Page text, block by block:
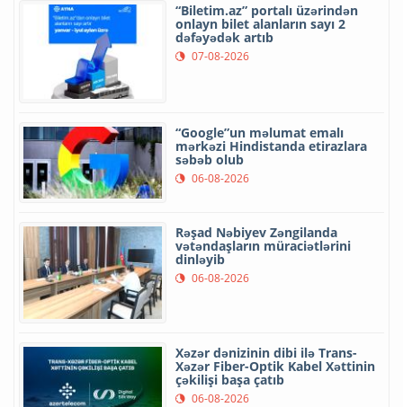
“Biletim.az” portalı üzərindən
onlayn bilet alanların sayı 2
dəfəyədək artıb
07-08-2026
“Google”un məlumat emalı
mərkəzi Hindistanda etirazlara
səbəb olub
06-08-2026
Rəşad Nəbiyev Zəngilanda
vətəndaşların müraciətlərini
dinləyib
06-08-2026
Xəzər dənizinin dibi ilə Trans-
Xəzər Fiber-Optik Kabel Xəttinin
çəkilişi başa çatıb
06-08-2026